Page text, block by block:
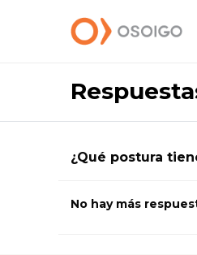
¿Qué postura
No hay más